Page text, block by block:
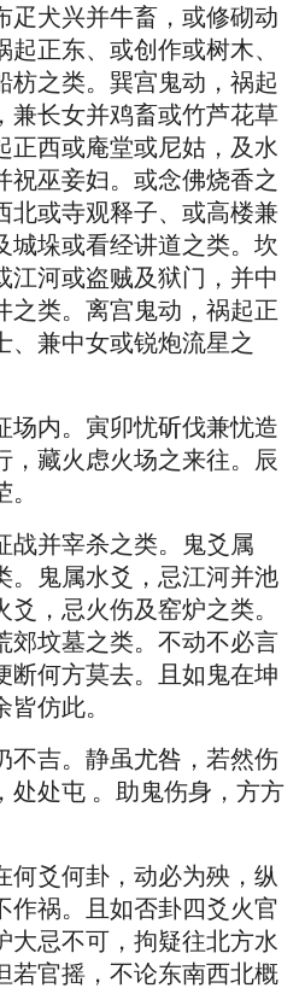
疋犬兴并牛畜，或修砌动
正东、或创作或树木、
枋之类。巽宫鬼动，祸起
兼长女并鸡畜或竹芦花草
正西或庵堂或尼姑，及水
祝巫妾妇。或念佛烧香之
北或寺观释子、或高楼兼
城垛或看经讲道之类。坎
江河或盗贼及狱门，并中
之类。离宫鬼动，祸起正
、兼中女或锐炮流星之
场内。寅卯忧斫伐兼忧造
，藏火虑火场之来往。辰
战并宰杀之类。鬼爻属
。鬼属水爻，忌江河并池
，忌火伤及窑炉之类。
郊坟墓之类。不动不必言
断何方莫去。且如鬼在坤
仿此。
不吉。静虽尤咎，若然伤
处处屯 。助鬼伤身，方方
何爻何卦，动必为殃，纵
作祸。且如否卦四爻火官
大忌不可，拘疑往北方水
若官摇，不论东南西北概